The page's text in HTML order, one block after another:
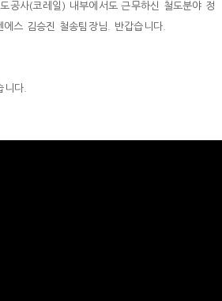
공사(코레일) 내부에서도 근무하신 철도분야 정
스 김승진 철송팀장님. 반갑습니다.
니다.